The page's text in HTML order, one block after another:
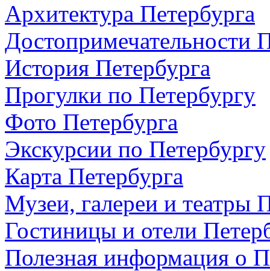
Архитектура Петербурга
Достопримечательности
История Петербурга
Прогулки по Петербургу
Фото Петербурга
Экскурсии по Петербургу
Карта Петербурга
Музеи, галереи и театры
Гостиницы и отели
Полезная информация о